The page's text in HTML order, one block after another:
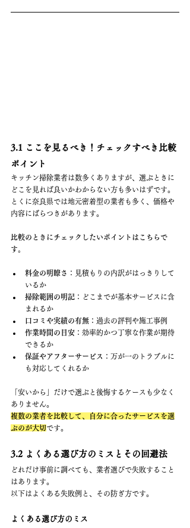
3.1 ここを見るべき！チェックすべき比較
ポイント
キッチン掃除業者は数多くありますが、選ぶときに
どこを見れば良いかわからない方も多いはずです。
とくに奈良県では地元密着型の業者も多く、価格や
内容にばらつきがあります。
比較のときにチェックしたいポイントはこちらで
す。
料金の明瞭さ ：見積もりの内訳がはっきりして
いるか
掃除範囲の明記 ：どこまでが基本サービスに含
まれるか
口コミや実績の有無 ：過去の評判や施工事例
作業時間の目安 ：効率的かつ丁寧な作業が期待
できるか
保証やアフターサービス ：万が一のトラブルに
も対応してくれるか
「安いから」だけで選ぶと後悔するケースも少なく
ありません。
複数の業者を比較して、自分に合ったサービスを選
ぶのが大切です。
3.2 よくある選び方のミスとその回避法
どれだけ事前に調べても、業者選びで失敗すること
はあります。
以下はよくある失敗例と、その防ぎ方です。
よくある選び方のミス